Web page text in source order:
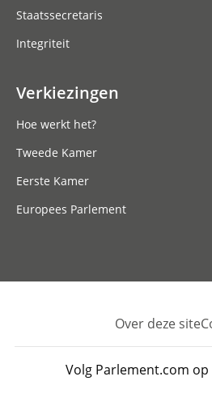
Staatssecretaris
Integriteit
Verkiezingen
Hoe werkt het?
Tweede Kamer
Eerste Kamer
Europees Parlement
Footer
Over deze site
Volg Parlement.com op